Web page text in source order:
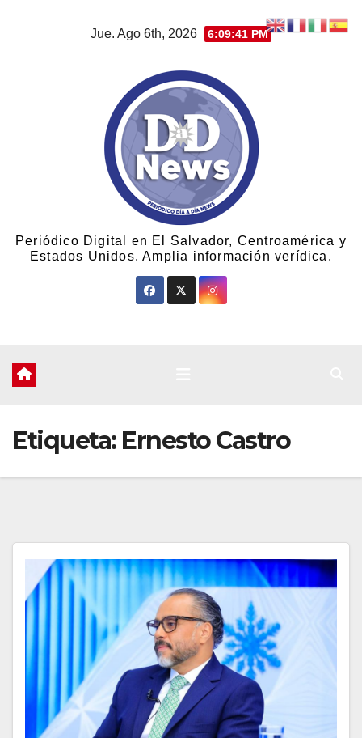
Jue. Ago 6th, 2026 6:09:41 PM
Periódico Digital en El Salvador, Centroamérica y
Estados Unidos. Amplia información verídica.
Etiqueta: Ernesto Castro